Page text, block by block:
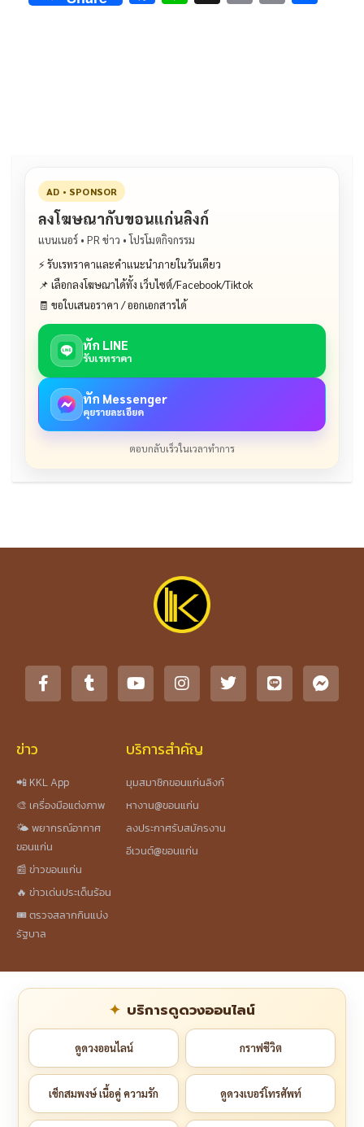
AD • SPONSOR
ลงโฆษณากับขอนแก่นลิงก์
แบนเนอร์ • PR ข่าว • โปรโมตกิจกรรม
⚡ รับเรทราคาและคำแนะนำภายในวันเดียว
📌 เลือกลงโฆษณาได้ทั้ง เว็บไซต์/Facebook/Tiktok
🧾 ขอใบเสนอราคา / ออกเอกสารได้
ทัก LINE
รับเรทราคา
ทัก Messenger
คุยรายละเอียด
ตอบกลับเร็วในเวลาทำการ
ข่าว
📲 KKL App
🎨 เครื่องมือแต่งภาพ
🌤️ พยากรณ์อากาศ
ขอนแก่น
📰 ข่าวขอนแก่น
🔥 ข่าวเด่นประเด็นร้อน
🎟️ ตรวจสลากกินแบ่ง
รัฐบาล
บริการสำคัญ
มุมสมาชิกขอนแก่นลิงก์
หางาน@ขอนแก่น
ลงประกาศรับสมัครงาน
อีเวนต์@ขอนแก่น
บริการดูดวงออนไลน์
ดูดวงออนไลน์ กราฟชีวิต
เช็กสมพงษ์ เนื้อคู่ ความรัก ดูดวงเบอร์โทรศัพท์